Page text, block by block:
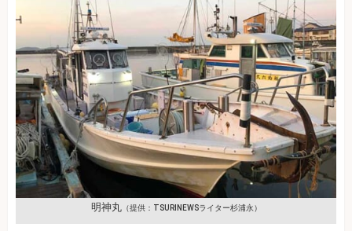
明神丸（提供：TSURINEWSライター杉浦永）